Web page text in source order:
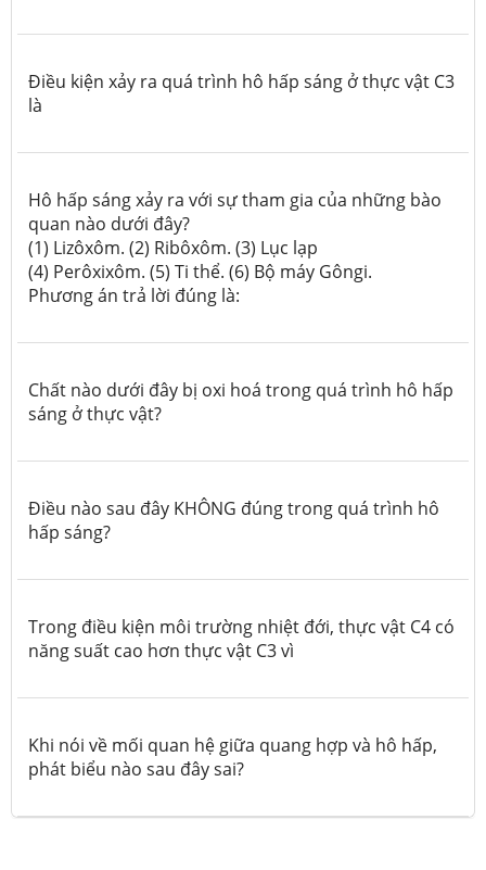
Điều kiện xảy ra quá trình hô hấp sáng ở thực vật C3
là
Hô hấp sáng xảy ra với sự tham gia của những bào
quan nào dưới đây?
(1) Lizôxôm. (2) Ribôxôm. (3) Lục lạp
(4) Perôxixôm. (5) Ti thể. (6) Bộ máy Gôngi.
Phương án trả lời đúng là:
Chất nào dưới đây bị oxi hoá trong quá trình hô hấp
sáng ở thực vật?
Điều nào sau đây KHÔNG đúng trong quá trình hô
hấp sáng?
Trong điều kiện môi trường nhiệt đới, thực vật C4 có
năng suất cao hơn thực vật C3 vì
Khi nói về mối quan hệ giữa quang hợp và hô hấp,
phát biểu nào sau đây sai?